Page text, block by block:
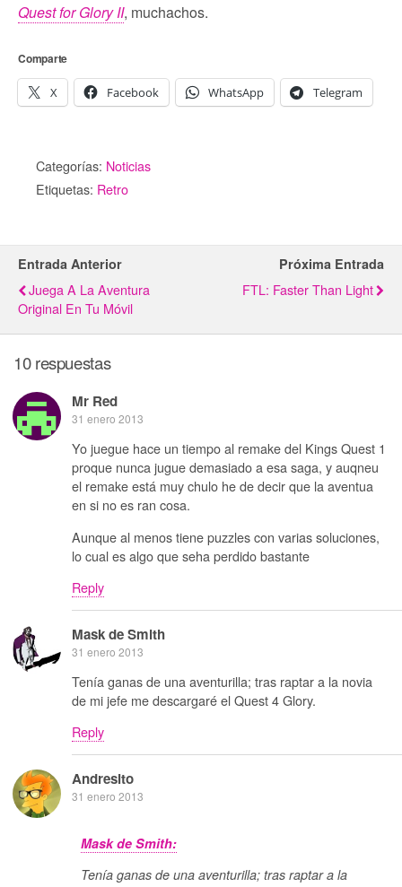
Quest for Glory II, muchachos.
Comparte
X Facebook WhatsApp Telegram
Categorías: Noticias
Etiquetas: Retro
Entrada Anterior
Juega A La Aventura
Original En Tu Móvil
Próxima Entrada
FTL: Faster Than Light
10 respuestas
Mr Red
31 enero 2013
Yo juegue hace un tiempo al remake del Kings Quest 1
proque nunca jugue demasiado a esa saga, y auqneu
el remake está muy chulo he de decir que la aventua
en si no es ran cosa.
Aunque al menos tiene puzzles con varias soluciones,
lo cual es algo que seha perdido bastante
Reply
Mask de Smith
31 enero 2013
Tenía ganas de una aventurilla; tras raptar a la novia
de mi jefe me descargaré el Quest 4 Glory.
Reply
Andresito
31 enero 2013
Mask de Smith:
Tenía ganas de una aventurilla; tras raptar a la